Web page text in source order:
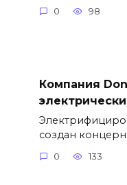
0 98
Компания
создан
0 133